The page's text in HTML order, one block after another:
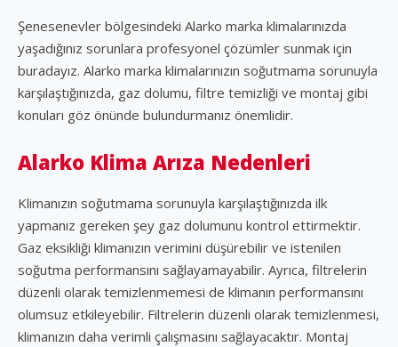
Şenesenevler bölgesindeki Alarko marka klimalarınızda
yaşadığınız sorunlara profesyonel çözümler sunmak için
buradayız. Alarko marka klimalarınızın soğutmama sorunuyla
karşılaştığınızda, gaz dolumu, filtre temizliği ve montaj gibi
konuları göz önünde bulundurmanız önemlidir.
Alarko Klima Arıza Nedenleri
Klimanızın soğutmama sorunuyla karşılaştığınızda ilk
yapmanız gereken şey gaz dolumunu kontrol ettirmektir.
Gaz eksikliği klimanızın verimini düşürebilir ve istenilen
soğutma performansını sağlayamayabilir. Ayrıca, filtrelerin
düzenli olarak temizlenmemesi de klimanın performansını
olumsuz etkileyebilir. Filtrelerin düzenli olarak temizlenmesi,
klimanızın daha verimli çalışmasını sağlayacaktır. Montaj